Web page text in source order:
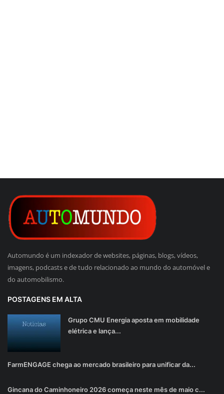
Automundo é um indexador de websites, páginas, blogs, vídeos,
imagens, podcasts e de tudo relacionado ao mundo do automóvel e
do automobilismo.
POSTAGENS EM ALTA
Grupo CMU Energia aposta em mobilidade
elétrica e lança...
FarmENGAGE chega ao mercado brasileiro para unificar da...
Gincana do Caminhoneiro 2026 começa neste mês de maio c...